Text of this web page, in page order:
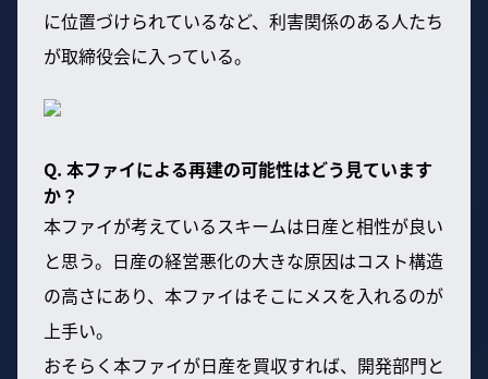
に位置づけられているなど、利害関係のある人たち
が取締役会に入っている。
Q. 本ファイによる再建の可能性はどう見ています
か？
本ファイが考えているスキームは日産と相性が良い
と思う。日産の経営悪化の大きな原因はコスト構造
の高さにあり、本ファイはそこにメスを入れるのが
上手い。
おそらく本ファイが日産を買収すれば、開発部門と